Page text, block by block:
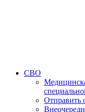
СВО
Отправить